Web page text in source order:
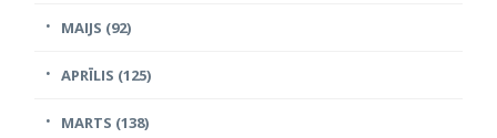
MAIJS (92)
APRĪLIS (125)
MARTS (138)